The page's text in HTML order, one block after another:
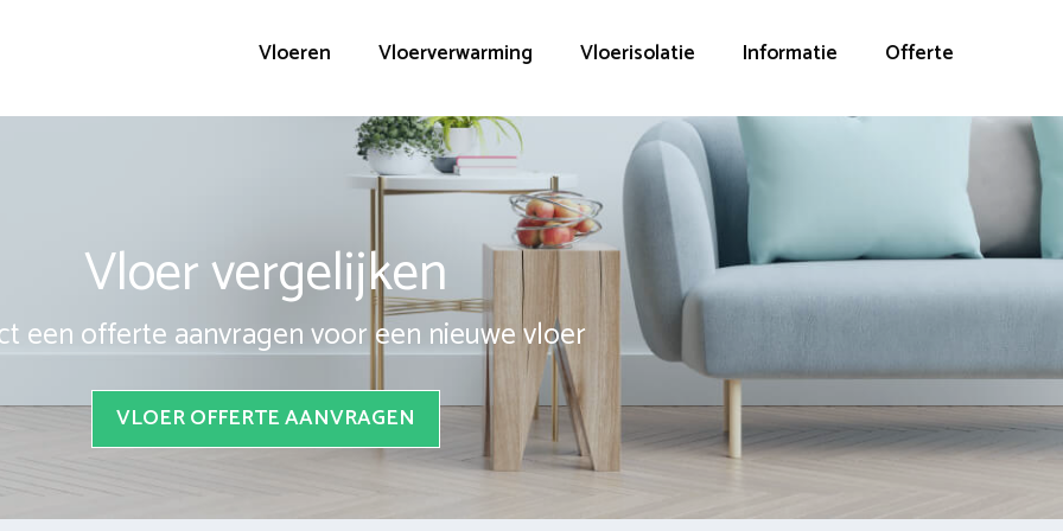
Vloeren Vloerverwarming Vloerisolatie Informatie Offerte
Vloer vergelijken
een offerte aanvragen voor een nieuwe vloer
VLOER OFFERTE AANVRAGEN